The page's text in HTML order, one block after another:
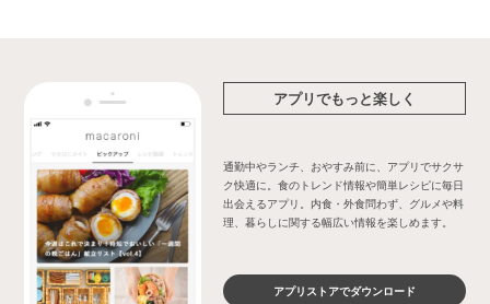
アプリでもっと楽しく
通勤中やランチ、おやすみ前に、アプリでサクサ
ク快適に。食のトレンド情報や簡単レシピに毎日
出会えるアプリ。内食・外食問わず、グルメや料
理、暮らしに関する幅広い情報を楽しめます。
アプリストアでダウンロード